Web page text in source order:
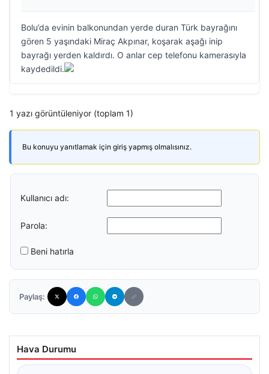
Bolu’da evinin balkonundan yerde duran Türk bayrağını
gören 5 yaşındaki Miraç Akpınar, koşarak aşağı inip
bayrağı yerden kaldırdı. O anlar cep telefonu kamerasıyla
kaydedildi.
1 yazı görüntüleniyor (toplam 1)
Bu konuyu yanıtlamak için giriş yapmış olmalısınız.
Kullanıcı adı:
Parola:
Beni hatırla
Paylaş:
Hava Durumu